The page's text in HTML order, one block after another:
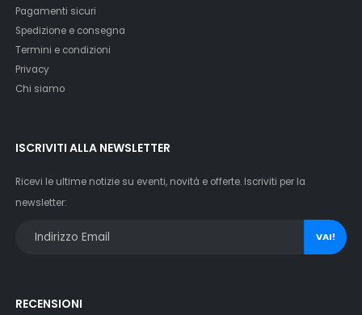
Pagamenti sicuri
Spedizione e consegna
Termini e condizioni
Privacy
Chi siamo
ISCRIVITI ALLA NEWSLETTER
Ricevi le ultime notizie su eventi, novità e offerte. Iscriviti per la
newsletter:
VAI!
RECENSIONI